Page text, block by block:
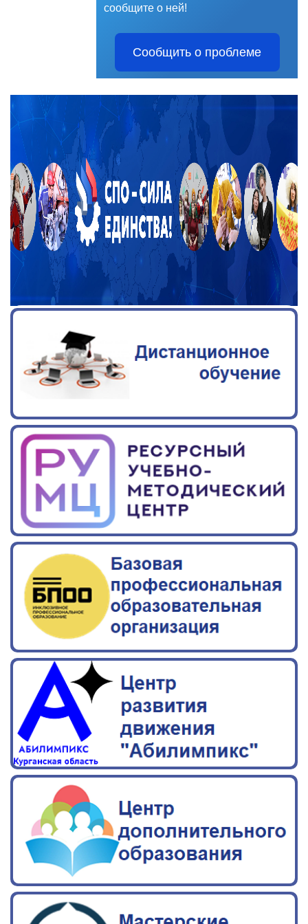
сообщите о ней!
Сообщить о проблеме